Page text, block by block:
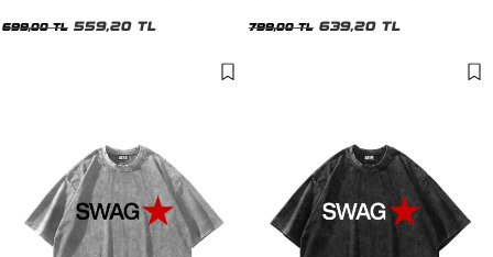
699,00 TL 559,20 TL 799,00 TL 639,20 TL